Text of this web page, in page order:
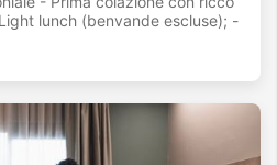
lunch (benvande escluse); -